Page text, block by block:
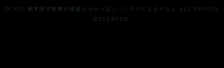
© 2026 栃木県宇都宮の車屋ならかっぱとパンダのくるまやさん ALL RIGHTS
RESERVED.